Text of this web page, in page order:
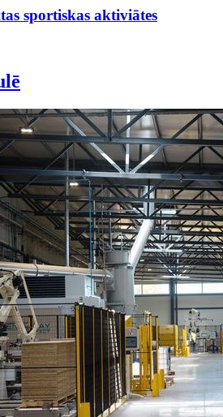
sportiskas aktiviātes